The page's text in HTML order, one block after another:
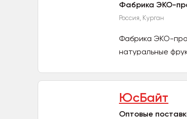
Фабрика ЭКО-
Россия, Курган
Фабрика ЭКО-
натуральные
ЮсБайт
Оптовые